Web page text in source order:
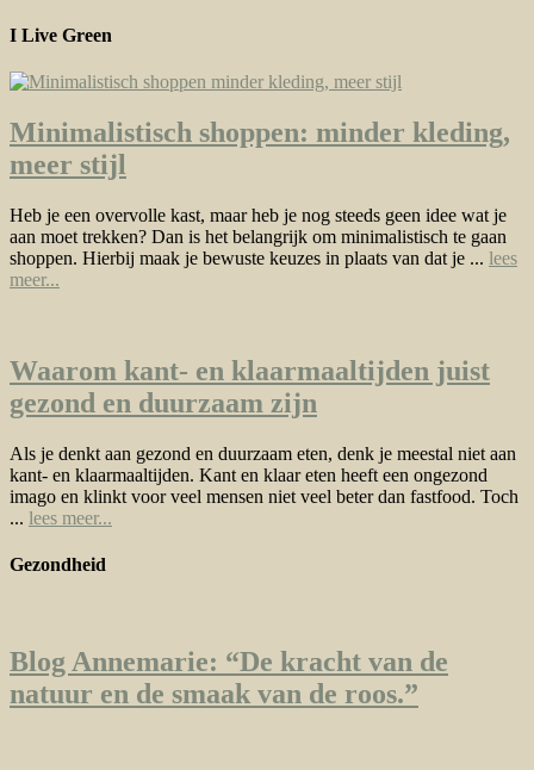
I Live Green
Minimalistisch shoppen: minder kleding,
meer stijl
Heb je een overvolle kast, maar heb je nog steeds geen idee wat je
aan moet trekken? Dan is het belangrijk om minimalistisch te gaan
shoppen. Hierbij maak je bewuste keuzes in plaats van dat je ... lees
meer...
Waarom kant- en klaarmaaltijden juist
gezond en duurzaam zijn
Als je denkt aan gezond en duurzaam eten, denk je meestal niet aan
kant- en klaarmaaltijden. Kant en klaar eten heeft een ongezond
imago en klinkt voor veel mensen niet veel beter dan fastfood. Toch
... lees meer...
Gezondheid
Blog Annemarie: “De kracht van de
natuur en de smaak van de roos.”